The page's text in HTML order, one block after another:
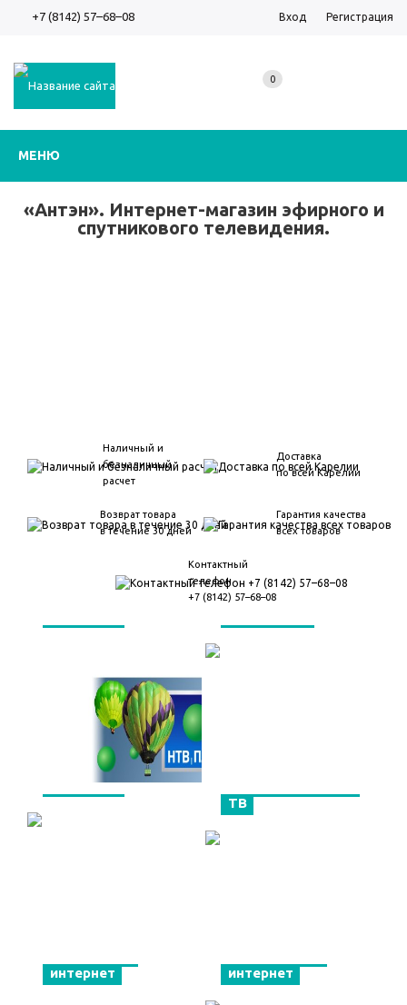
+7 (8142) 57–68–08 Вход Регистрация
МЕНЮ
0
«Антэн». Интернет-магазин эфирного и
спутникового телевидения.
Наличный и
безналичный
расчет
Доставка
по всей Карелии
Возврат товара
в течение 30 дней
Гарантия качества
всех товаров
Контактный
телефон
+7 (8142) 57–68–08
Триколор
ТВ
интернет
интернет